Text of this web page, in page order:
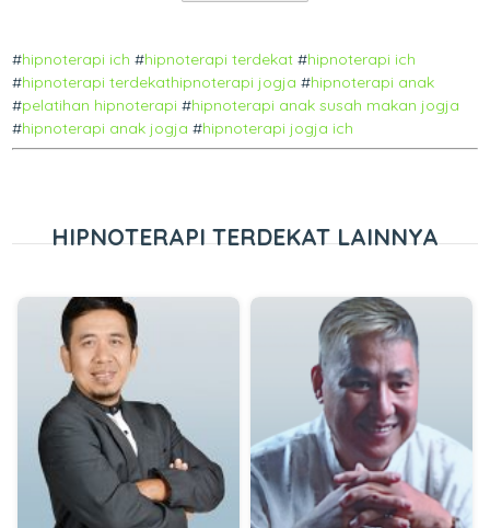
#hipnoterapi ich #hipnoterapi terdekat #hipnoterapi ich
#hipnoterapi terdekathipnoterapi jogja #hipnoterapi anak
#pelatihan hipnoterapi #hipnoterapi anak susah makan jogja
#hipnoterapi anak jogja #hipnoterapi jogja ich
HIPNOTERAPI TERDEKAT LAINNYA